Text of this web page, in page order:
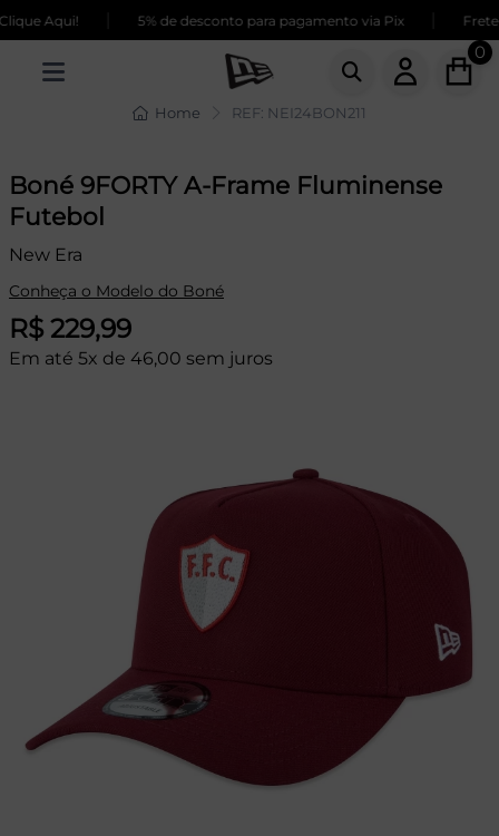
Aqui! 5% de desconto para pagamento via Pix Frete
0
Home REF: NEI24BON211
Boné 9FORTY A-Frame Fluminense
Futebol
New Era
Conheça o Modelo do Boné
R$ 229,99
Em até 5x de 46,00 sem juros